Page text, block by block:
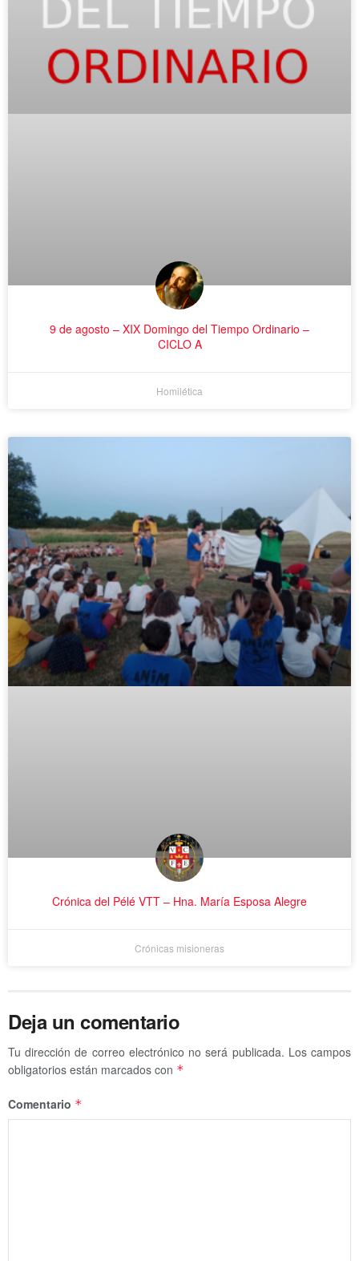
9 de agosto – XIX Domingo del Tiempo Ordinario –
CICLO A
Homilética
Crónica del Pélé VTT – Hna. María Esposa Alegre
Crónicas misioneras
Deja un comentario
Tu dirección de correo electrónico no será publicada. Los campos
obligatorios están marcados con *
Comentario *